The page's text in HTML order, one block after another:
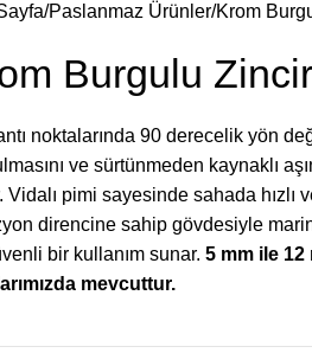
Paslanmaz Ürünler Krom
Burgulu
noktalarında 90 derecelik yön
ve sürtünmeden kaynaklı
Vidalı pimi sayesinde sahada
direncine sahip gövdesiyle
bir kullanım sunar. 5 mm ile
mevcuttur.